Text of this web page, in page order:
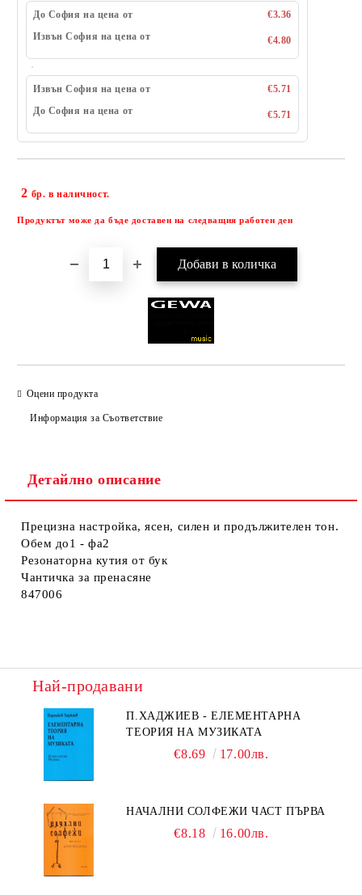
До София на цена от
€3.36
Извън София на цена от
€4.80
Извън София на цена от
€5.71
До София на цена от
€5.71
2 бр. в наличност.
Продуктът може да бъде доставен на следващия работен ден
Оцени продукта
Информация за Съответствие
Детайлно описание
Прецизна настройка, ясен, силен и продължителен тон.
Обем до1 - фа2
Резонаторна кутия от бук
Чантичка за пренасяне
847006
Най-продавани
П.ХАДЖИЕВ - ЕЛЕМЕНТАРНА
ТЕОРИЯ НА МУЗИКАТА
€8.69 17.00лв.
НАЧАЛНИ СОЛФЕЖИ ЧАСТ ПЪРВА
€8.18 16.00лв.